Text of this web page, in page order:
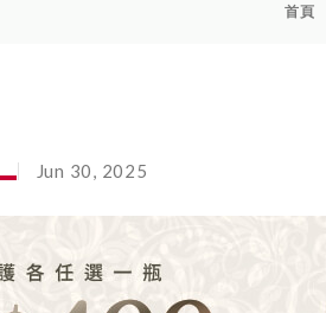
首頁
Jun 30, 2025